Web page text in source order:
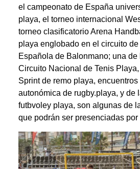
el campeonato de España
playa, el torneo internacional
torneo clasificatorio Arena
playa englobado en el circuito
Española de Balonmano; una de
Circuito Nacional de Tenis
Sprint de remo playa,
autonómica de rugby.playa, y de
futbvoley playa, son algunas de
que podrán ser presenciadas